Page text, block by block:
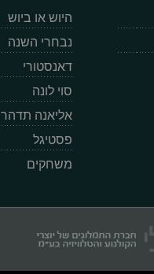
היוש או ביוש
נבחרי השנה
דאנסטורי
סוי לונה
אליאנה תדהר
פסטיגל
משחקים